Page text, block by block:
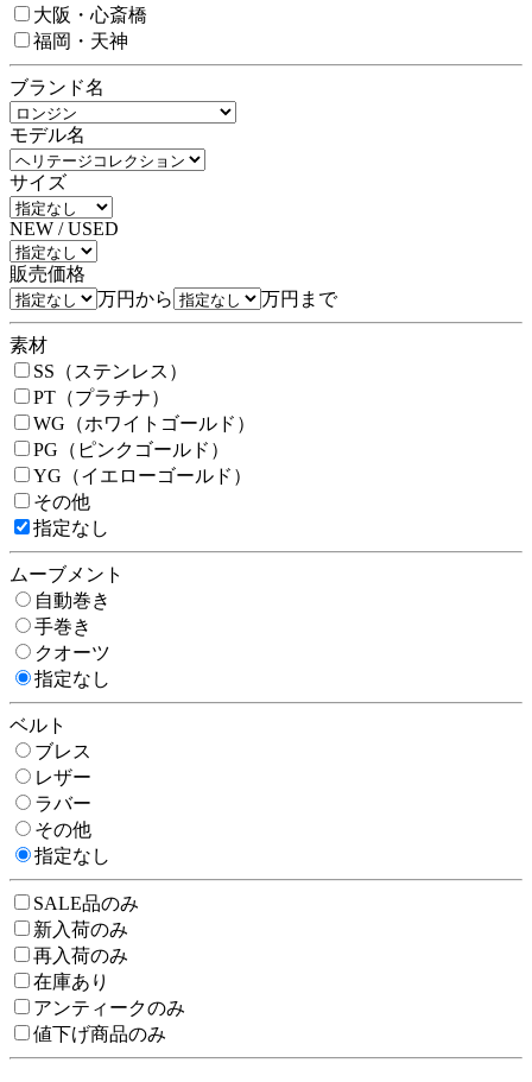
大阪・心斎橋
福岡・天神
ブランド名
モデル名
サイズ
NEW / USED
販売価格
万円から
万円まで
素材
SS（ステンレス）
PT（プラチナ）
WG（ホワイトゴールド）
PG（ピンクゴールド）
YG（イエローゴールド）
その他
指定なし
ムーブメント
自動巻き
手巻き
クオーツ
指定なし
ベルト
ブレス
レザー
ラバー
その他
指定なし
SALE品のみ
新入荷のみ
再入荷のみ
在庫あり
アンティークのみ
値下げ商品のみ